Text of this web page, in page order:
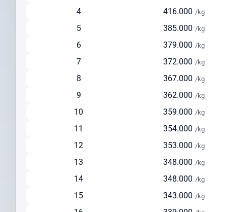
Cocok untuk dokumen penting, barang bernilai tinggi, dan
pengiriman urgent
Pelacakan real-time untuk memantau status paket Anda
Solusi seimbang antara kecepatan dan biaya
Ideal untuk pengiriman reguler dengan biaya lebih terjangkau
Tersedia layanan pickup dari alamat pengirim
Pengiriman via Laut
Estimasi waktu pengiriman: 30-45 hari
4 416.000 /kg
5 385.000 /kg
6 379.000 /kg
7 372.000 /kg
8 367.000 /kg
9 362.000 /kg
10 359.000 /kg
11 354.000 /kg
12 353.000 /kg
13 348.000 /kg
14 348.000 /kg
15 343.000 /kg